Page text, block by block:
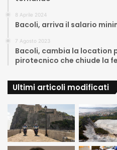
8 Aprile 2024
Bacoli, arriva il salario
7 Agosto 2023
Bacoli, cambia la location
pirotecnico che chiude la
Ultimi articoli modificati